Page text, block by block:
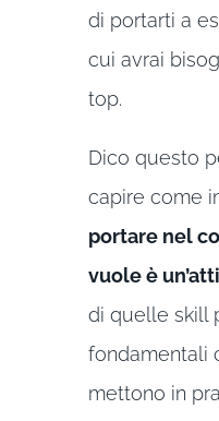
di portarti a
cui avrai
top.
Dico questo
capire come
portare nel
vuole è
di quelle skill
fondamentali
mettono in